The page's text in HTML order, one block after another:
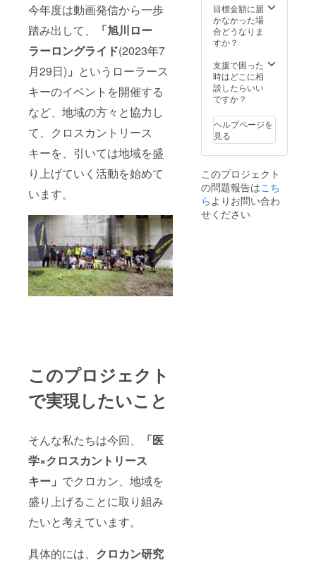
今年度は動画発信から一歩
踏み出して、
「旭川ロー
ラーロングライド(2023年7
月29日) 」 というローラース
キーのイベントを開催する
など、地域の方々と協力し
て、クロスカントリース
キーを、引いては地域を盛
り上げていく活動を始めて
います。
このプロジェクト
で実現したいこと
そんな私たちは今回、
「医
学×クロスカントリース
キー」 でクロカン、地域を
盛り上げることに取り組み
たいと考えています。
具体的には、 クロカン研究
いません)
います
ご希望される場
合は撮影にご帯
同可能ですが、
者ご自身でご負
担ください ・公
開時期：2024年
１月～９月 ・そ
しての動画クレ
ジットへの記載
「こういう動画
が見たいです」
という提案だけ
で、後はお任せ
いただくのもOK
です！ 拠点の旭
川市近郊で取れ
目標金額に届
かなかった場
合どうなりま
すか？
支援で困った
時はどこに相
談したらいい
ですか？
ヘルプページを
見る
このプロジェクト
の問題報告はこち
らよりお問い合わ
せください